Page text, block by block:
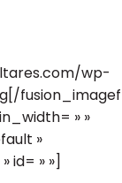
wp-
» »
»
id= » »]